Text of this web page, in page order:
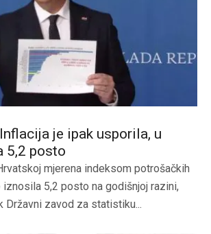
je ipak usporila, u
5,2 posto
mjerena indeksom potrošačkih
iznosila 5,2 posto na godišnjoj razini,
Državni zavod za statistiku...